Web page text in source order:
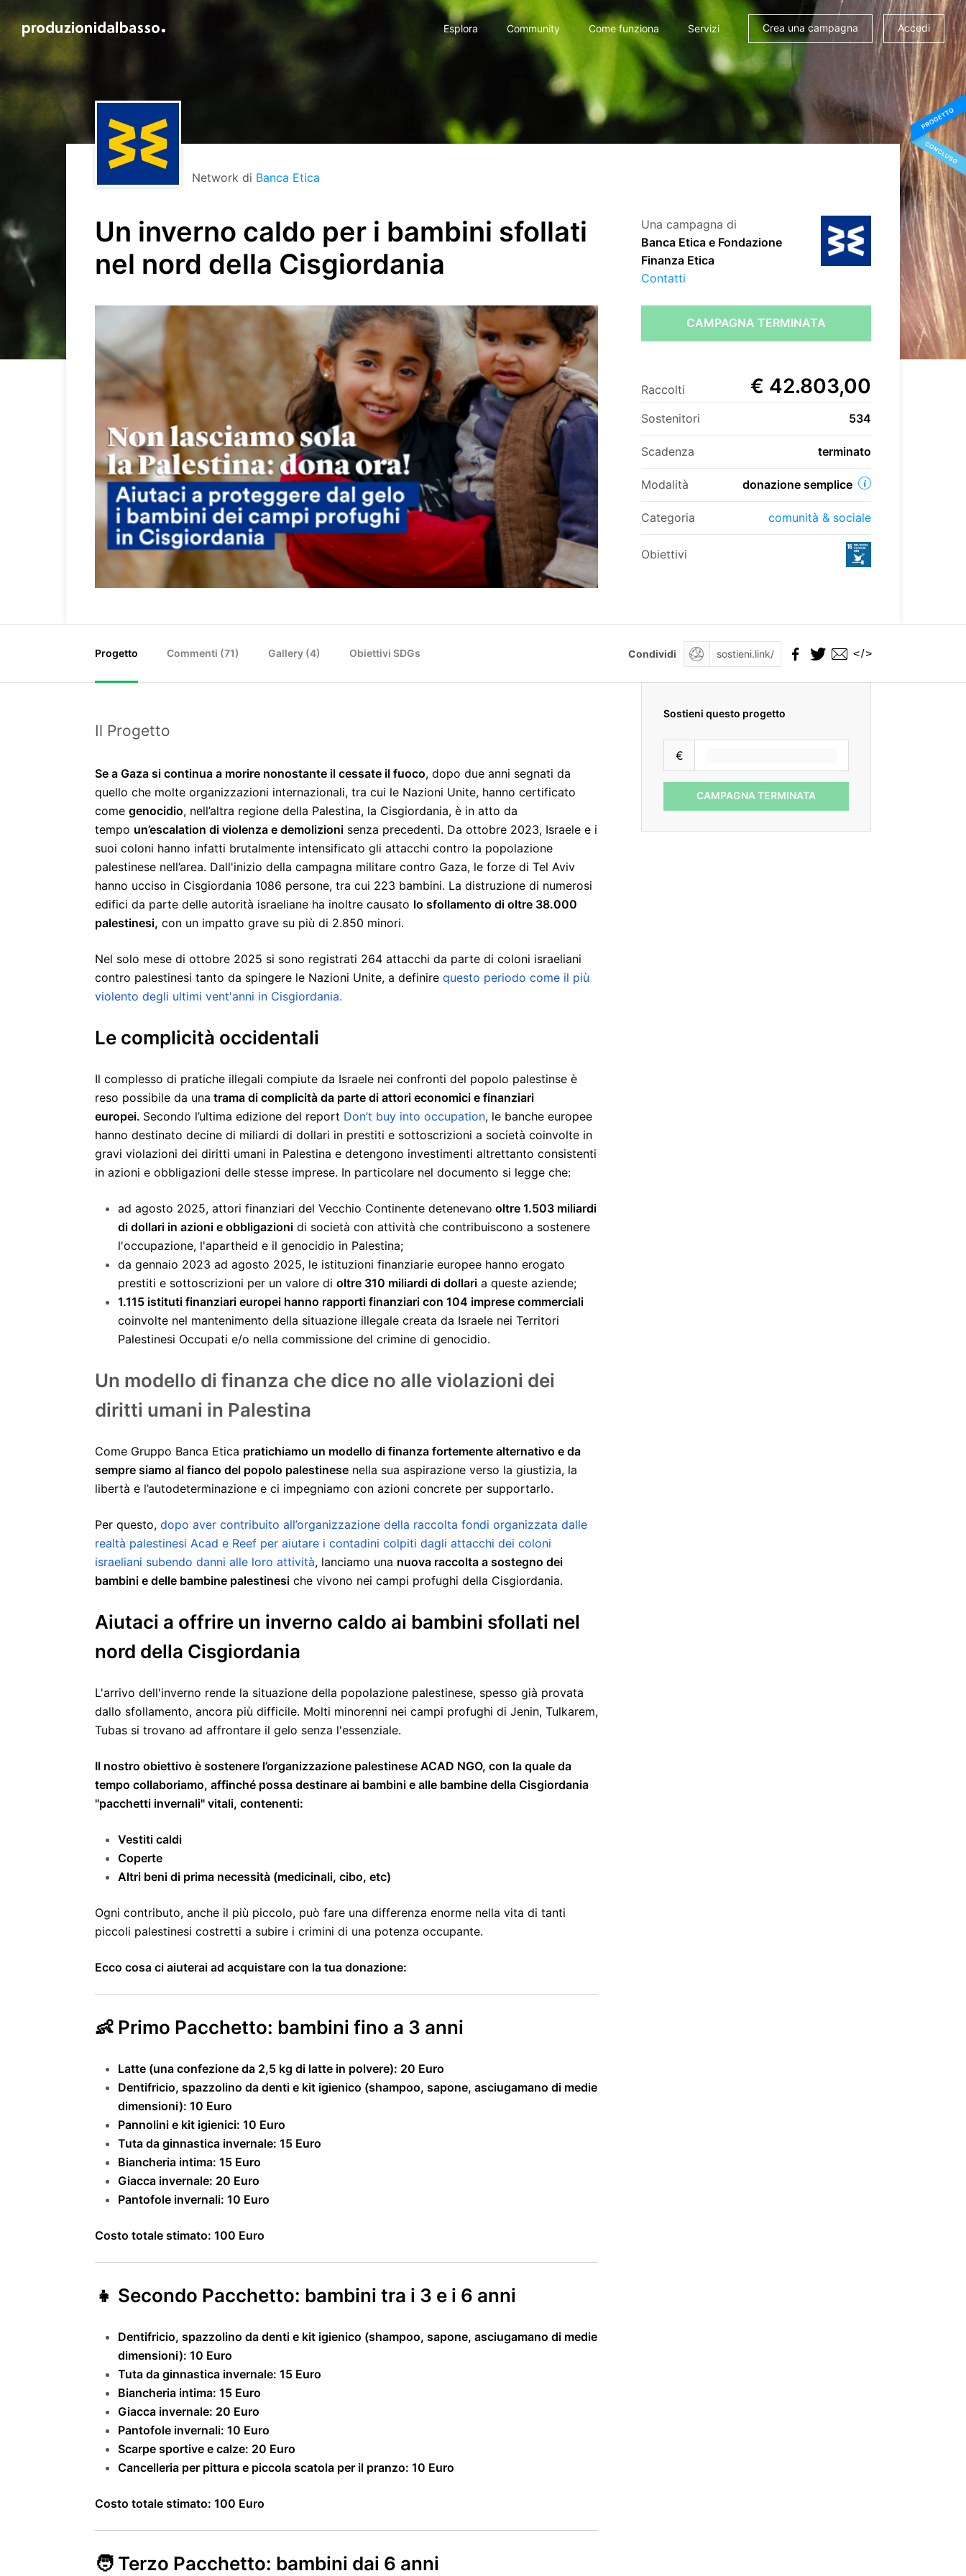
Esplora Community Come funziona Servizi Crea una campagna Accedi
Network di Banca Etica
Un inverno caldo per i bambini sfollati
nel nord della Cisgiordania
Una campagna di
Banca Etica e Fondazione
Finanza Etica
Contatti
CAMPAGNA TERMINATA
Raccolti € 42.803,00
Sostenitori 534
Scadenza terminato
Modalità donazione semplice
Categoria comunità & sociale
Obiettivi
Progetto Commenti (71) Gallery (4) Obiettivi SDGs Condividi </>
Il Progetto
Se a Gaza si continua a morire nonostante il cessate il fuoco, dopo due anni segnati da
quello che molte organizzazioni internazionali, tra cui le Nazioni Unite, hanno certificato
come genocidio, nell’altra regione della Palestina, la Cisgiordania, è in atto da
tempo un’escalation di violenza e demolizioni senza precedenti. Da ottobre 2023, Israele e i
suoi coloni hanno infatti brutalmente intensificato gli attacchi contro la popolazione
palestinese nell’area. Dall'inizio della campagna militare contro Gaza, le forze di Tel Aviv
hanno ucciso in Cisgiordania 1086 persone, tra cui 223 bambini. La distruzione di numerosi
edifici da parte delle autorità israeliane ha inoltre causato lo sfollamento di oltre 38.000
palestinesi, con un impatto grave su più di 2.850 minori.
Nel solo mese di ottobre 2025 si sono registrati 264 attacchi da parte di coloni israeliani
contro palestinesi tanto da spingere le Nazioni Unite, a definire questo periodo come il più
violento degli ultimi vent'anni in Cisgiordania.
Le complicità occidentali
Il complesso di pratiche illegali compiute da Israele nei confronti del popolo palestinse è
reso possibile da una trama di complicità da parte di attori economici e finanziari
europei. Secondo l’ultima edizione del report Don’t buy into occupation, le banche europee
hanno destinato decine di miliardi di dollari in prestiti e sottoscrizioni a società coinvolte in
gravi violazioni dei diritti umani in Palestina e detengono investimenti altrettanto consistenti
in azioni e obbligazioni delle stesse imprese. In particolare nel documento si legge che:
ad agosto 2025, attori finanziari del Vecchio Continente detenevano oltre 1.503 miliardi
di dollari in azioni e obbligazioni di società con attività che contribuiscono a sostenere
l'occupazione, l'apartheid e il genocidio in Palestina;
da gennaio 2023 ad agosto 2025, le istituzioni finanziarie europee hanno erogato
prestiti e sottoscrizioni per un valore di oltre 310 miliardi di dollari a queste aziende;
1.115 istituti finanziari europei hanno rapporti finanziari con 104 imprese commerciali
coinvolte nel mantenimento della situazione illegale creata da Israele nei Territori
Palestinesi Occupati e/o nella commissione del crimine di genocidio.
Un modello di finanza che dice no alle violazioni dei
diritti umani in Palestina
Come Gruppo Banca Etica pratichiamo un modello di finanza fortemente alternativo e da
sempre siamo al fianco del popolo palestinese nella sua aspirazione verso la giustizia, la
libertà e l’autodeterminazione e ci impegniamo con azioni concrete per supportarlo.
Per questo, dopo aver contribuito all’organizzazione della raccolta fondi organizzata dalle
realtà palestinesi Acad e Reef per aiutare i contadini colpiti dagli attacchi dei coloni
israeliani subendo danni alle loro attività, lanciamo una nuova raccolta a sostegno dei
bambini e delle bambine palestinesi che vivono nei campi profughi della Cisgiordania.
Aiutaci a offrire un inverno caldo ai bambini sfollati nel
nord della Cisgiordania
L'arrivo dell'inverno rende la situazione della popolazione palestinese, spesso già provata
dallo sfollamento, ancora più difficile. Molti minorenni nei campi profughi di Jenin, Tulkarem,
Tubas si trovano ad affrontare il gelo senza l'essenziale.
Il nostro obiettivo è sostenere l’organizzazione palestinese ACAD NGO, con la quale da
tempo collaboriamo, affinché possa destinare ai bambini e alle bambine della Cisgiordania
"pacchetti invernali" vitali, contenenti:
Vestiti caldi
Coperte
Altri beni di prima necessità (medicinali, cibo, etc)
Ogni contributo, anche il più piccolo, può fare una differenza enorme nella vita di tanti
piccoli palestinesi costretti a subire i crimini di una potenza occupante.
Ecco cosa ci aiuterai ad acquistare con la tua donazione:
👶 Primo Pacchetto: bambini fino a 3 anni
Latte (una confezione da 2,5 kg di latte in polvere): 20 Euro
Dentifricio, spazzolino da denti e kit igienico (shampoo, sapone, asciugamano di medie
dimensioni): 10 Euro
Pannolini e kit igienici: 10 Euro
Tuta da ginnastica invernale: 15 Euro
Biancheria intima: 15 Euro
Giacca invernale: 20 Euro
Pantofole invernali: 10 Euro
Costo totale stimato: 100 Euro
👧 Secondo Pacchetto: bambini tra i 3 e i 6 anni
Dentifricio, spazzolino da denti e kit igienico (shampoo, sapone, asciugamano di medie
dimensioni): 10 Euro
Tuta da ginnastica invernale: 15 Euro
Biancheria intima: 15 Euro
Giacca invernale: 20 Euro
Pantofole invernali: 10 Euro
Scarpe sportive e calze: 20 Euro
Cancelleria per pittura e piccola scatola per il pranzo: 10 Euro
Costo totale stimato: 100 Euro
🧑 Terzo Pacchetto: bambini dai 6 anni
Sostieni questo progetto
€
CAMPAGNA TERMINATA